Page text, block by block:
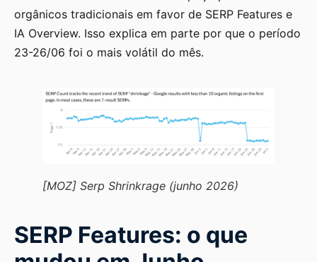
orgânicos tradicionais em favor de SERP Features e
IA Overview. Isso explica em parte por que o período
23-26/06 foi o mais volátil do mês.
[MOZ] Serp Shrinkrage (junho 2026)
SERP Features: o que